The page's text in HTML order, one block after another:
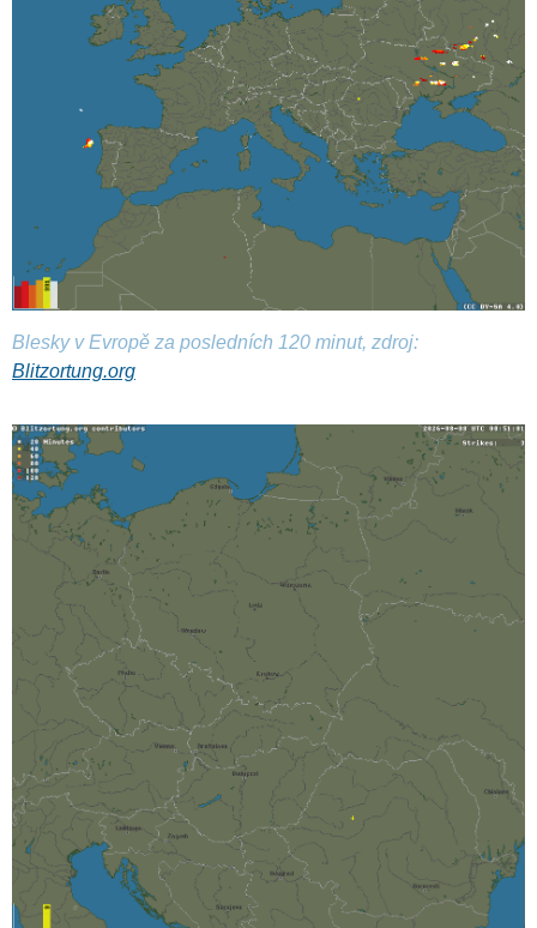
Blesky v Evropě za posledních 120 minut, zdroj:
Blitzortung.org